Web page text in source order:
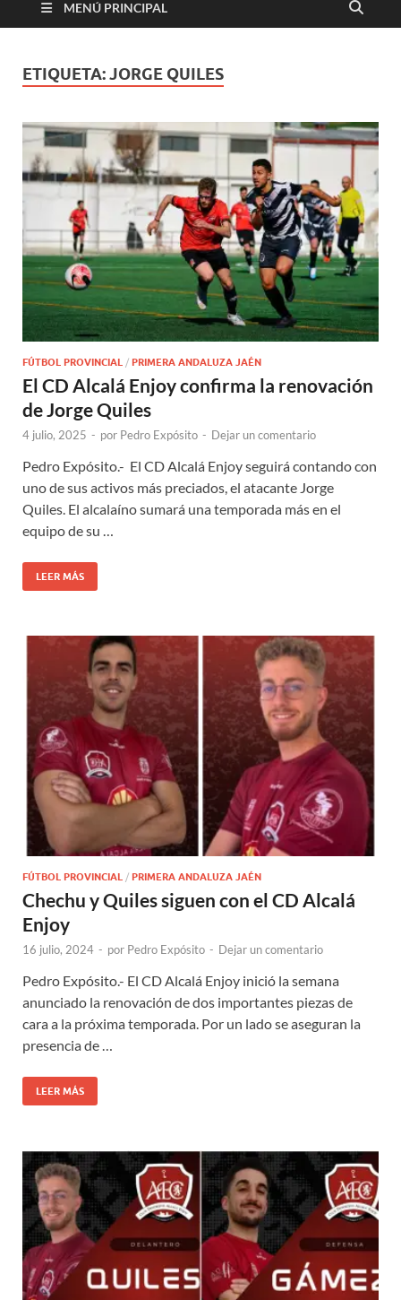
MENÚ PRINCIPAL
ETIQUETA:JORGE QUILES
FÚTBOL PROVINCIAL / PRIMERA ANDALUZA JAÉN
El CD Alcalá Enjoy confirma la renovación
de Jorge Quiles
4 julio, 2025 - por Pedro Expósito - Dejar un comentario
Pedro Expósito.- El CD Alcalá Enjoy seguirá contando con
uno de sus activos más preciados, el atacante Jorge
Quiles. El alcalaíno sumará una temporada más en el
equipo de su …
LEER MÁS
FÚTBOL PROVINCIAL / PRIMERA ANDALUZA JAÉN
Chechu y Quiles siguen con el CD Alcalá
Enjoy
16 julio, 2024 - por Pedro Expósito - Dejar un comentario
Pedro Expósito.- El CD Alcalá Enjoy inició la semana
anunciado la renovación de dos importantes piezas de
cara a la próxima temporada. Por un lado se aseguran la
presencia de …
LEER MÁS